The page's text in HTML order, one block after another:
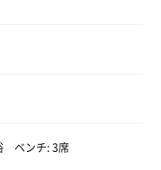
ベンチ: 3席